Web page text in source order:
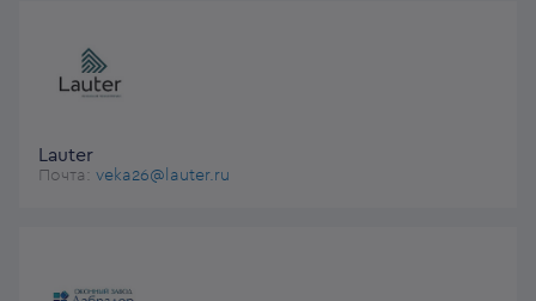
Lauter
Почта: veka26@lauter.ru